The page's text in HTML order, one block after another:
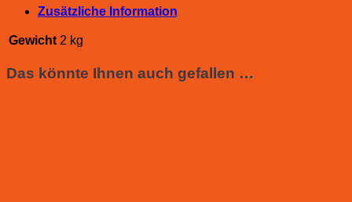
Zusätzliche Information
Gewicht 2 kg
Das könnte Ihnen auch gefallen …